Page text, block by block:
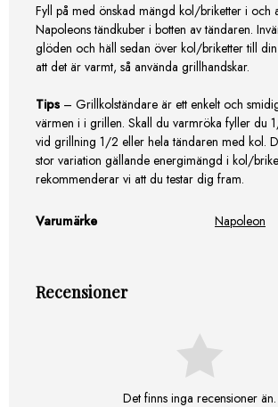
Fyll på med önskad mängd kol/briketter i och
Napoleons tändkuber i botten av tändaren.
glöden och häll sedan över kol/briketter till
att det är varmt, så använda grillhandskar.
Tips – Grillkolständare är ett enkelt och
värmen i i grillen. Skall du varmröka fyller du
vid grillning 1/2 eller hela tändaren med kol.
stor variation gällande energimängd i kol/
rekommenderar vi att du testar dig fram.
Varumärke Napoleon
Recensioner
Det finns inga recensioner än.